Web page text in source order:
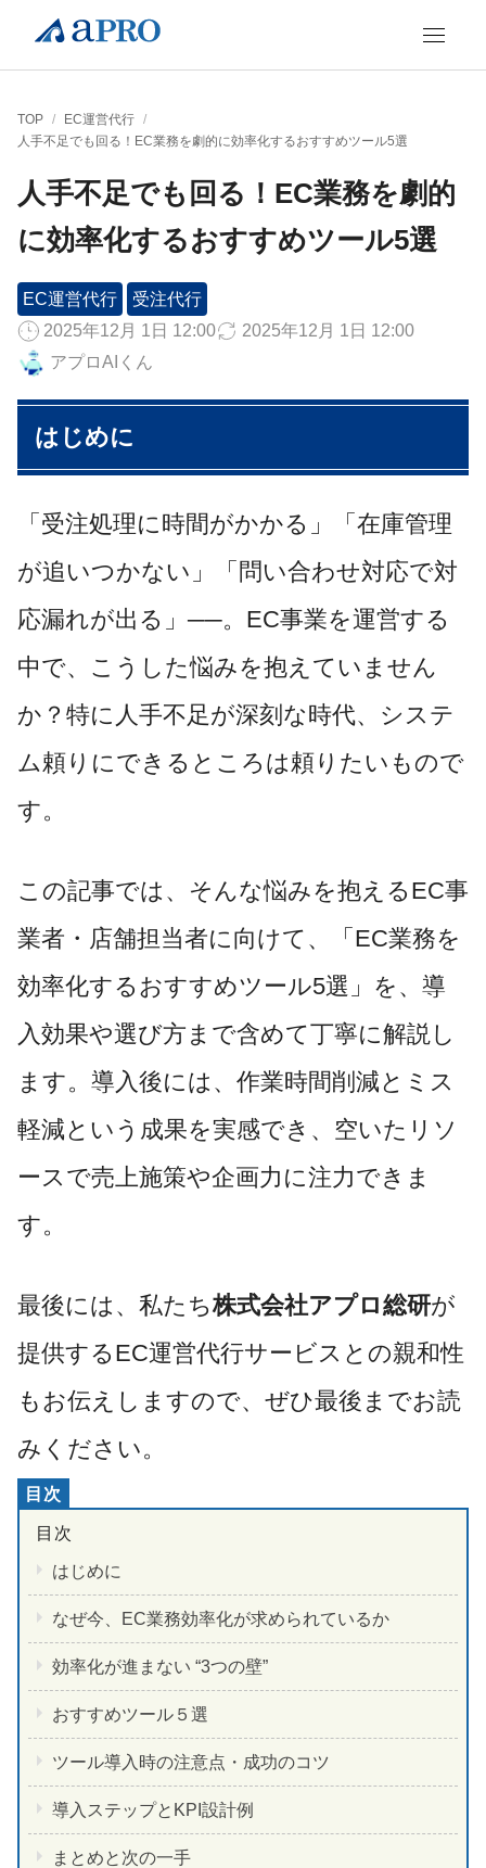
TOP / EC運営代行 /
人手不足でも回る！EC業務を劇的に効率化するおすすめツール5選
人手不足でも回る！EC業務を劇的
に効率化するおすすめツール5選
EC運営代行
受注代行
2025年12月 1日 12:00
2025年12月 1日 12:00
アプロAIくん
はじめに
「受注処理に時間がかかる」「在庫管理
が追いつかない」「問い合わせ対応で対
応漏れが出る」──。EC事業を運営する
中で、こうした悩みを抱えていません
か？特に人手不足が深刻な時代、システ
ム頼りにできるところは頼りたいもので
す。
この記事では、そんな悩みを抱えるEC事
業者・店舗担当者に向けて、「EC業務を
効率化するおすすめツール5選」を、導
入効果や選び方まで含めて丁寧に解説し
ます。導入後には、作業時間削減とミス
軽減という成果を実感でき、空いたリソ
ースで売上施策や企画力に注力できま
す。
最後には、私たち株式会社アプロ総研が
提供するEC運営代行サービスとの親和性
もお伝えしますので、ぜひ最後までお読
みください。
はじめに
なぜ今、EC業務効率化が求められているか
効率化が進まない “3つの壁”
おすすめツール５選
ツール導入時の注意点・成功のコツ
導入ステップとKPI設計例
まとめと次の一手